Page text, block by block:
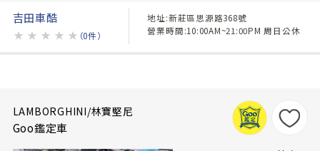
吉田車酷
★ ★ ★ ★ ★ （0件）
地址:新莊區思源路368號
營業時間:10:00AM~21:00PM 周日公休
LAMBORGHINI/林寶堅尼
Goo鑑定車